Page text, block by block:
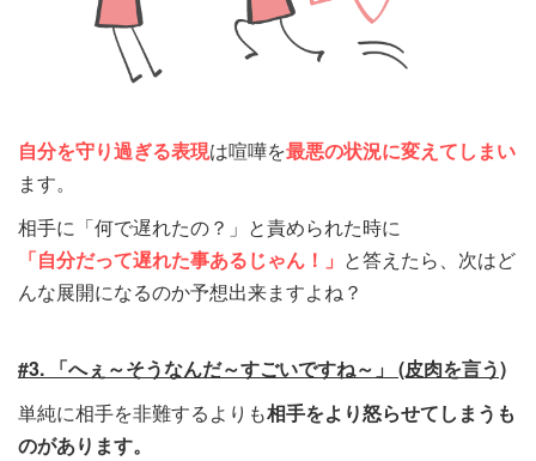
自分を守り過ぎる表現は喧嘩を最悪の状況に変えてしまい
ます。
相手に「何で遅れたの？」と責められた時に
「自分だって遅れた事あるじゃん！」 と答えたら、次はど
んな展開になるのか予想出来ますよね？
#3. 「へぇ～そうなんだ～すごいですね～」 (皮肉を言う)
単純に相手を非難するよりも相手をより怒らせてしまうも
のがあります。